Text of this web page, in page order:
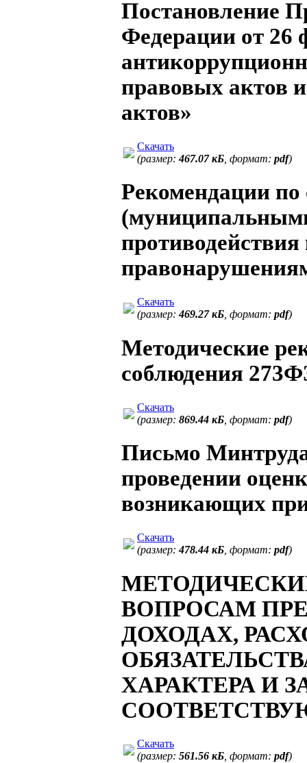
Постановление
Федерации от 26
правовых актов
актов»
Скачать
(размер:467.07 кБ , формат: pdf)
Рекомендации
Скачать
(размер:469.27 кБ , формат: pdf)
Методические
соблюдения
Скачать
(размер: 869.44 кБ , формат: pdf)
Письмо
проведении
возникающих
Скачать
(размер:478.44 кБ , формат: pdf)
ВОПРОСАМ
ДОХОДАХ,
ХАРАКТЕРА И
Скачать
(размер: 561.56 кБ , формат: pdf)